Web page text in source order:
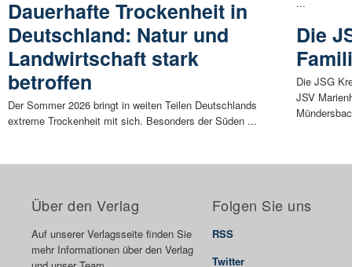
Dauerhafte Trockenheit in
Deutschland: Natur und
Landwirtschaft stark
betroffen
Der Sommer 2026 bringt in weiten Teilen Deutschlands
extreme Trockenheit mit sich. Besonders der Süden ...
Die
Die JSG
JSV
Über den Verlag
Auf unserer Verlagsseite finden Sie
mehr Informationen über den Verlag
Folgen Sie uns
RSS
Twitter